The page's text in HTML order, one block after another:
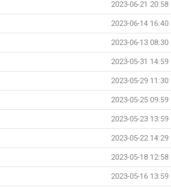
2023-06-21 20:58
2023-06-14 16:40
2023-06-13 08:30
2023-05-31 14:59
2023-05-29 11:30
2023-05-25 09:59
2023-05-23 13:59
2023-05-22 14:29
2023-05-18 12:58
2023-05-16 13:59